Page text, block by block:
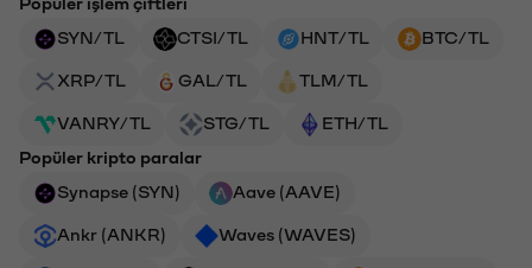
Popüler işlem çiftleri
SYN/TL
CTSI/TL HNT/TL BTC/TL
XRP/TL GAL/TL TLM/TL
VANRY/TL STG/TL
ETH/TL
Popüler kripto paralar
Synapse (SYN)
Aave (AAVE)
Ankr (ANKR) Waves (WAVES)